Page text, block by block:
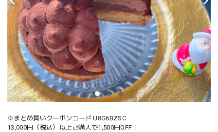
※まとめ買いクーポンコード U8G6BZSC
13,000円（税込）以上ご購入で1,500円OFF！